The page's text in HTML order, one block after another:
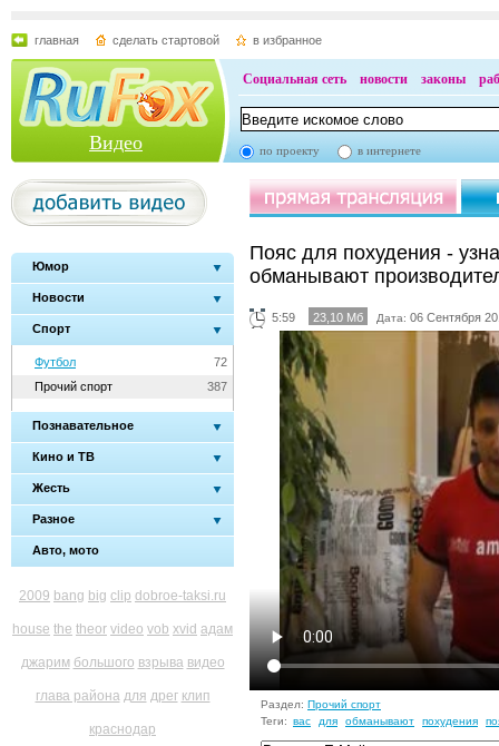
главная сделать стартовой в избранное
Видео
Социальная сеть новости законы
по проекту в интернете
Юмор
Новости
Спорт
72
Футбол
387
Прочий спорт
Познавательное
Кино и ТВ
Жесть
Разное
Авто, мото
2009 bang big clip dobroe-taksi.ru
house the theor video vob xvid адам
джарим большого взрыва видео
глава района для дрег клип
краснодар
Пояс для похудения -
обманывают
5:59 23,10 Мб Дата: 06 Сентября
Раздел: Прочий спорт
Теги: вас для обманывают похудения